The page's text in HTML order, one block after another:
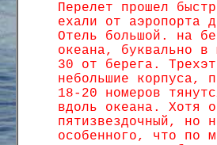
Перелет прошел
ехали от аэропорта
Отель большой. на
океана, буквально в
30 от берега.
небольшие корпуса,
18-20 номеров
вдоль океана. Хотя
пятизвездочный, но
особенного, что по